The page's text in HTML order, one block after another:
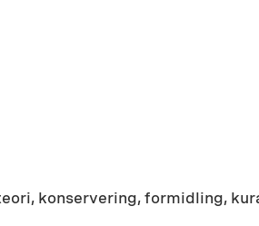
konservering, formidling,